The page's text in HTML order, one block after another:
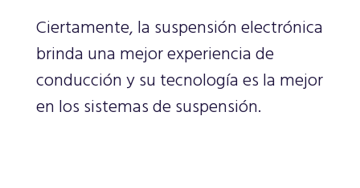
Ciertamente, la suspensión electrónica
brinda una mejor experiencia de
conducción y su tecnología es la mejor
en los sistemas de suspensión.